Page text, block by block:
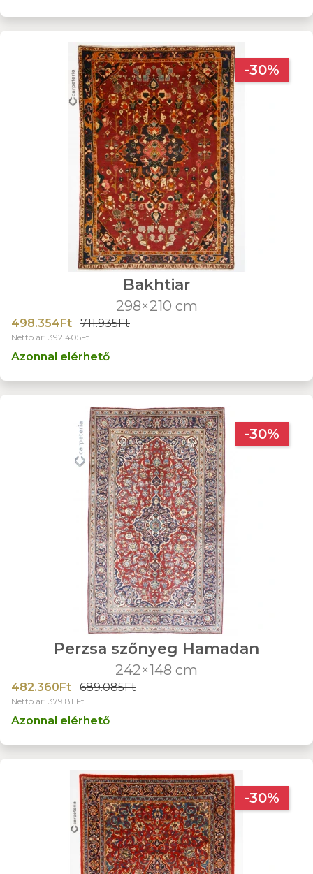
-30%
Bakhtiar
298×210 cm
498.354Ft 711.935Ft
Nettó ár: 392.405Ft
Azonnal elérhető
-30%
Perzsa szőnyeg Hamadan
242×148 cm
482.360Ft 689.085Ft
Nettó ár: 379.811Ft
Azonnal elérhető
-30%